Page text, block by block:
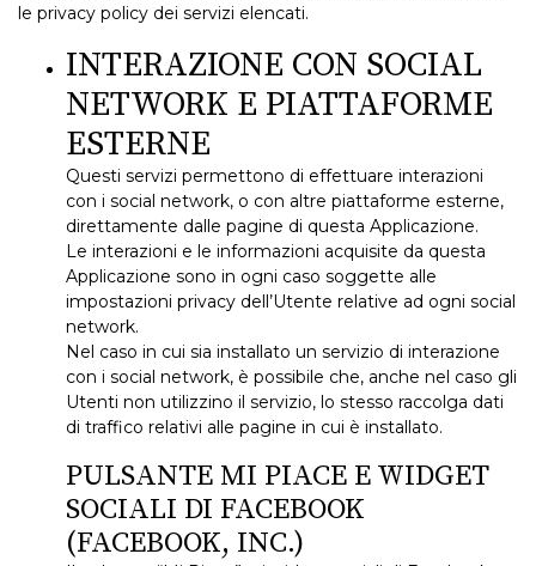
le privacy policy dei servizi elencati.
INTERAZIONE CON SOCIAL
NETWORK E PIATTAFORME
ESTERNE
Questi servizi permettono di effettuare interazioni
con i social network, o con altre piattaforme esterne,
direttamente dalle pagine di questa Applicazione.
Le interazioni e le informazioni acquisite da questa
Applicazione sono in ogni caso soggette alle
impostazioni privacy dell’Utente relative ad ogni social
network.
Nel caso in cui sia installato un servizio di interazione
con i social network, è possibile che, anche nel caso gli
Utenti non utilizzino il servizio, lo stesso raccolga dati
di traffico relativi alle pagine in cui è installato.
PULSANTE MI PIACE E WIDGET
SOCIALI DI FACEBOOK
(FACEBOOK, INC.)